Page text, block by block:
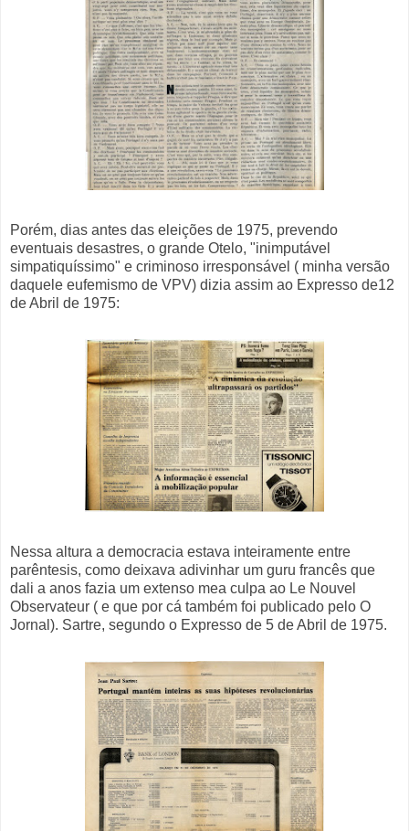
Porém, dias antes das eleições de 1975, prevendo
eventuais desastres, o grande Otelo, "inimputável
simpatiquíssimo" e criminoso irresponsável ( minha versão
daquele eufemismo de VPV) dizia assim ao Expresso de12
de Abril de 1975:
Nessa altura a democracia estava inteiramente entre
parêntesis, como deixava adivinhar um guru francês que
dali a anos fazia um extenso mea culpa ao Le Nouvel
Observateur ( e que por cá também foi publicado pelo O
Jornal). Sartre, segundo o Expresso de 5 de Abril de 1975.